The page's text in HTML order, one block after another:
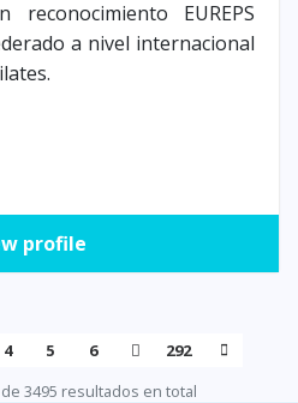
EUREPS
a nivel internacional
profile
4 5 6
292
3495 resultados en total